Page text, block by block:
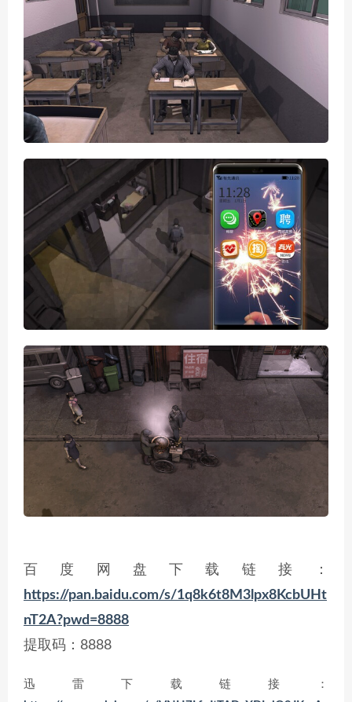
百度网盘下载链接：
https://pan.baidu.com/s/1q8k6t8M3lpx8KcbUHt
nT2A?pwd=8888
提取码：8888
迅雷下载链接：